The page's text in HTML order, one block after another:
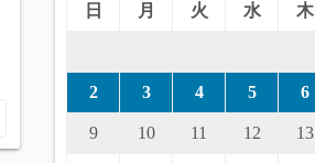
日
月 火 水 木
2 3 4 5 6
9 10 11 12 13